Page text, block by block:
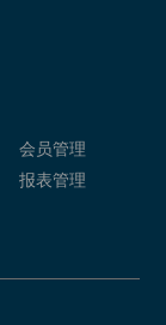
会员管理
报表管理